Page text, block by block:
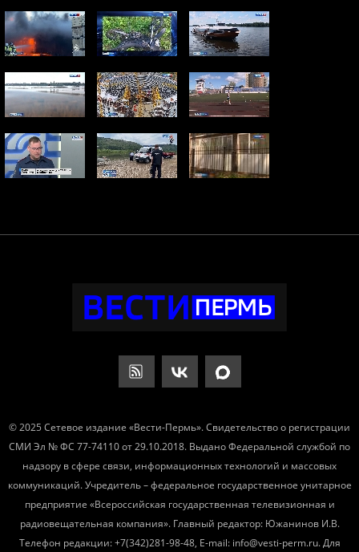
© 2025 Сетевое издание «Вести-Пермь». Свидетельство о регистрации
СМИ Эл № ФС 77-74110 от 29.10.2018. Выдано Федеральной службой по
надзору в сфере связи, информационных технологий и массовых
коммуникаций. Учредитель – федеральное государственное унитарное
предприятие «Всероссийская государственная телевизионная и
радиовещательная компания». Главный редактор: Южанинов И.В.
Телефон редакции: +7(342)281-98-48, E-mail: info@vesti-perm.ru. Для